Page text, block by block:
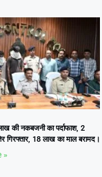
की नकबजनी का पर्दाफाश, 2
गिरफ्तार, 18 लाख का माल बरामद।
»